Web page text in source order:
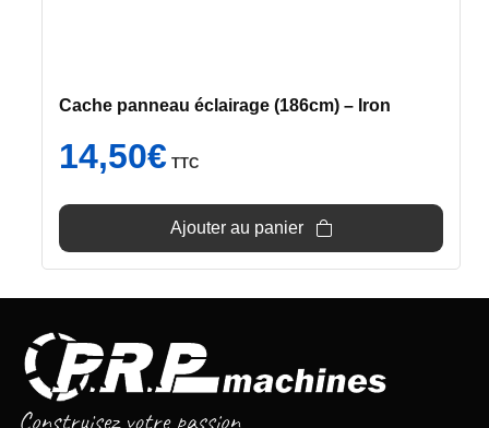
Cache panneau éclairage (186cm) – Iron
14,50€ TTC
Ajouter au panier